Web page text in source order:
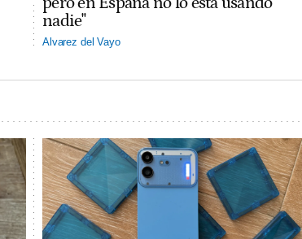
nadie"
Alvarez del Vayo